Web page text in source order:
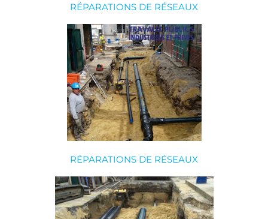
RÉPARATIONS DE RÉSEAUX
RÉPARATIONS DE RÉSEAUX